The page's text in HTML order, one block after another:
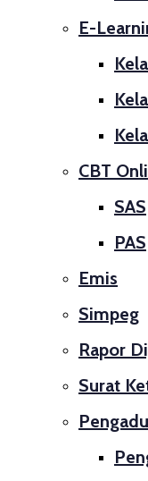
E-
CBT
SAS
PAS
Emis
Simpeg
Rapor
Surat